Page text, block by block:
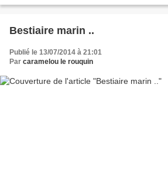
Bestiaire marin ..
Publié le 13/07/2014 à 21:01
Par caramelou le rouquin